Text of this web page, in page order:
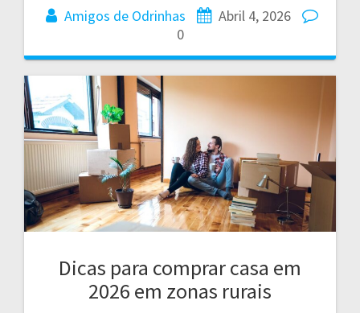
Amigos de Odrinhas
Abril 4, 2026
0
Dicas para comprar casa em
2026 em zonas rurais